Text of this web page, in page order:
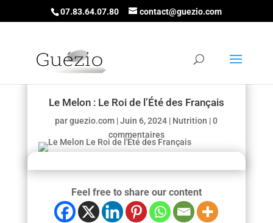
07.83.64.07.80 contact@guezio.com
Le Melon : Le Roi de l’Été des Français
parguezio.com |Juin 6, 2024 | Nutrition |0
commentaires
Feel free to share our content